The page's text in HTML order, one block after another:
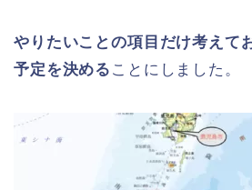
やりたいことの項目だけ考えて
予定を決める ことにしました。